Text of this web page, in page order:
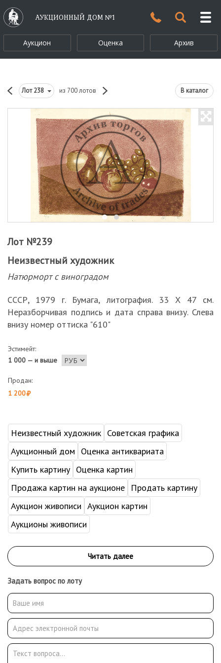
АУКЦИОННЫЙ ДОМ №1
Аукцион Оценка Архив
Лот238 из 700 лотов В каталог
Лот №239
Неизвестный художник
Натюрморт с виноградом
СССР, 1979 г. Бумага, литография. 33 Х 47 см.
Неразборчивая подпись и дата справа внизу. Слева
внизу номер оттиска "610"
Эстимейт:
1 000 — и выше
Продан:
1 200
Неизвестный художник Советская графика
Аукционный дом
Оценка антиквариата
Купить картину Оценка картин
Продажа картин на аукционе
Продать картину
Аукцион живописи Аукцион картин
Аукционы живописи
Задать вопрос по лоту